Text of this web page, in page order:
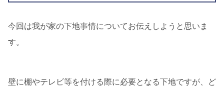
今回は我が家の下地事情についてお伝えしようと思いま
す。
壁に棚やテレビ等を付ける際に必要となる下地ですが、ど